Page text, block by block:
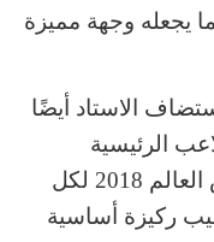
مشجع، مما يجعله وجهة مميزة
الاستاد أيضًا
الرئيسية
لمباريات التصفيات المؤهلة لكأس العالم 2018 لكل
ركيزة أساسية